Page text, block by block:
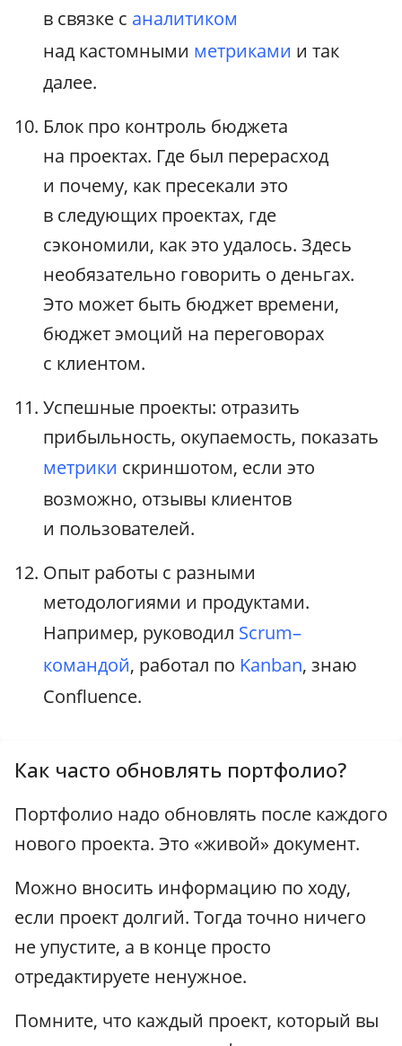
в связке с аналитиком
над кастомными метриками и так
далее.
Блок про контроль бюджета
на проектах. Где был перерасход
и почему, как пресекали это
в следующих проектах, где
сэкономили, как это удалось. Здесь
необязательно говорить о деньгах.
Это может быть бюджет времени,
бюджет эмоций на переговорах
с клиентом.
Успешные проекты: отразить
прибыльность, окупаемость, показать
метрики скриншотом, если это
возможно, отзывы клиентов
и пользователей.
Опыт работы с разными
методологиями и продуктами.
Например, руководил Scrum–
командой, работал по Kanban, знаю
Confluence.
Как часто обновлять портфолио?
Портфолио надо обновлять после каждого
нового проекта. Это «живой» документ.
Можно вносить информацию по ходу,
если проект долгий. Тогда точно ничего
не упустите, а в конце просто
отредактируете ненужное.
Помните, что каждый проект, который вы